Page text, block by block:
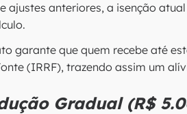
ajustes anteriores, a isenção
garante que quem recebe até
(IRRF), trazendo assim um
Gradual (R$